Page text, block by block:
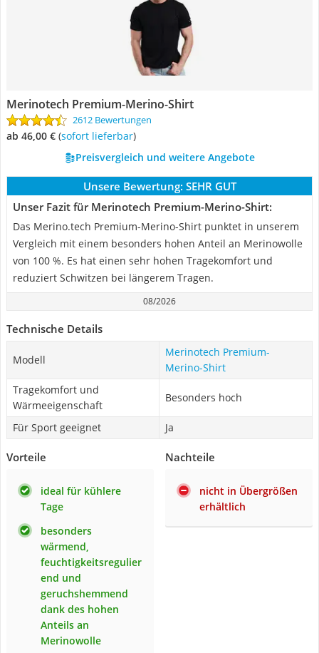
Merinotech Premium-Merino-Shirt
2612 Bewertungen
ab 46,00 € ( Sofort lieferbar)
Preisvergleich und weitere Angebote
Unsere Bewertung: SEHR GUT
Unser Fazit für Merinotech Premium-Merino-Shirt:
Das Merino.tech Premium-Merino-Shirt punktet in unserem
Vergleich mit einem besonders hohen Anteil an Merinowolle
von 100 %. Es hat einen sehr hohen Tragekomfort und
reduziert Schwitzen bei längerem Tragen.
08/2026
Technische Details
Modell
Merinotech Premium-
Merino-Shirt
Tragekomfort und
Wärmeeigenschaft
Besonders hoch
Für Sport geeignet Ja
Vorteile
ideal für kühlere
Tage
besonders
wärmend,
feuchtigkeitsregulier
end und
geruchshemmend
dank des hohen
Anteils an
Merinowolle
Nachteile
nicht in Übergrößen
erhältlich